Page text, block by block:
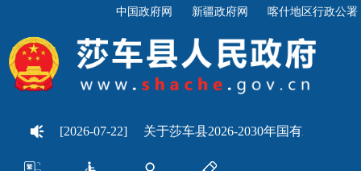
中国政府网 新疆政府网 喀什地区行政公署
公示 [2026-07-22] 关于莎车县2026-2030年国有农用地发